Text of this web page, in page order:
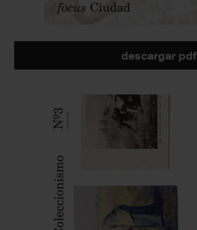
descargar pdf